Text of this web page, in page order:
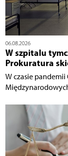
06.08.2026
W szpitalu
Prokuratura
W czasie